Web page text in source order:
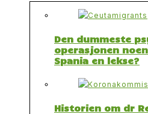
Den dummeste
operasjonen
Spania en lekse?
Historien om dr